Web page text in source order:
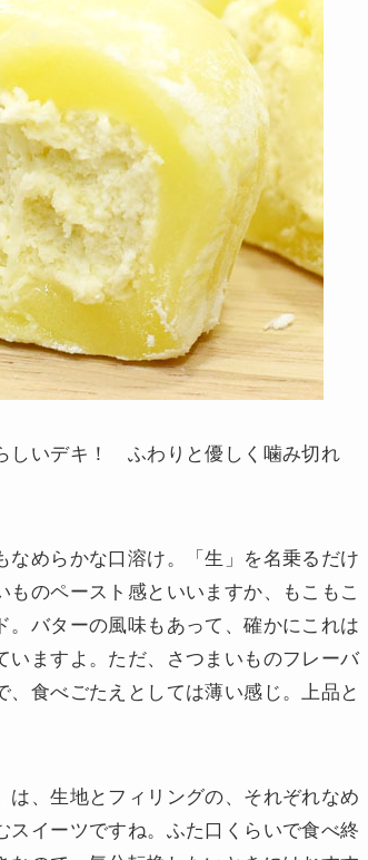
しいデキ！ ふわりと優しく噛み切れ
めらかな口溶け。「生」を名乗るだけ
のペースト感といいますか、もこもこ
バターの風味もあって、確かにこれは
いますよ。ただ、さつまいものフレーバ
食べごたえとしては薄い感じ。上品と
は、生地とフィリングの、それぞれなめ
スイーツですね。ふた口くらいで食べ終